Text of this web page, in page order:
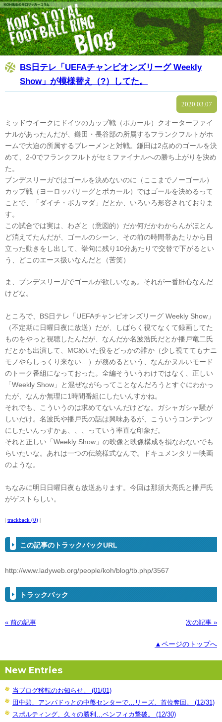
BS日テレ「UEFAチャンピオンズリーグ Weekly
Show」が模様替え（?）してた。
2020.03.07
ミッドウイークにドイツのカップ戦（ポカール）クオーターファイ
ナルがあったんだが、鎌田・長谷部の所属するフランクフルトがホ
ームで大迫の所属するブレーメンと対戦。鎌田は2点めのゴールを決
めて、2-0でフランクフルトがセミファイナルへの勝ち上がりを決め
た。
ブンデスリーガではゴールを決めないのに（ここまでノーゴール）
カップ戦（ヨーロッパリーグとポカール）ではゴールを決めるって
ことで、「ダイチ・ポカマダ」だとか、いろいろ形容されておりま
す。
この試合では実は、わざと（意図的）だか何だかわからんがほとん
ど消えてたんだが、ゴールのシーン、その前の時間帯あたりから目
立った動きをし出して、挙句に残り10分あたりで交替で下がるとい
う、どこのエース扱いなんだと（苦笑）
ま、ブンデスリーガでゴールが欲しいなぁ。それが一番肝心なんだ
けどな。
ところで、BS日テレ「UEFAチャンピオンズリーグ Weekly Show」
（不定期に日曜日夜に放送）だが、しばらく視てなくて録画してた
ものをやっと視聴したんだが、なんだか名波浩氏だとか播戸竜二氏
だとかも出演して、MCめいた役をどっかの誰か（少し視ててもナニ
モノやらしっくり来ない…）が務めるという、なんかヌルいモード
のトーク番組になっておった。全編そういうわけではなく、正しい
「Weekly Show」と混ぜながらってことなんだろうとすぐにわかっ
たが、なんか無理に1時間番組にしたいんすかね。
それでも、こういうのは求めてないんだけどな。ガシャガシャ騒が
しいだけ。名波氏や播戸氏の話は興味あるが、こういうコンテンツ
にしたいんっすかぁ、、、っていう率直な印象だ。
それと正しい「Weekly Show」の映像と映像構成を損なわないでも
らいたいな。あれは一つの伝統様式なんで。ドキュメンタリー映画
のような。
ちなみに明日日曜日夜も放送あります。今回は那須大亮氏と播戸氏
がゲストらしい。
| trackback (0) |
この記事のトラックバックURL
http://www.ladyweb.org/people/koh/blog/tb.php/3567
トラックバック
« 前の記事 次の記事 »
▲ページのトップへ
New Entries
当ブログ移転のお知らせ。 (01/01)
田中碧、アンパドゥとの中盤センターで…リーズ、首位奪回。 (12/31)
スポルティング、久々の勝利…ベンフィカ撃破。 (12/30)